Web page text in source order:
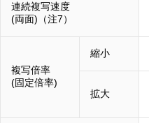
連続複写速度
(両面)（注7）
複写倍率
(固定倍率)
縮小
拡大